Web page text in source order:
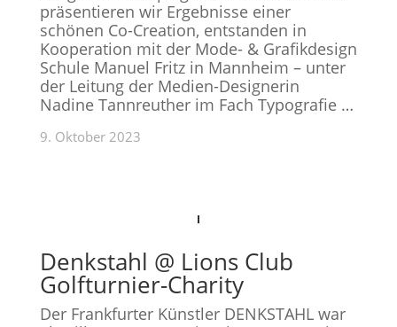
präsentieren wir Ergebnisse einer
schönen Co-Creation, entstanden in
Kooperation mit der Mode- & Grafikdesign
Schule Manuel Fritz in Mannheim – unter
der Leitung der Medien-Designerin
Nadine Tannreuther im Fach Typografie …
9. Oktober 2023
Denkstahl @ Lions Club
Golfturnier-Charity
Der Frankfurter Künstler DENKSTAHL war